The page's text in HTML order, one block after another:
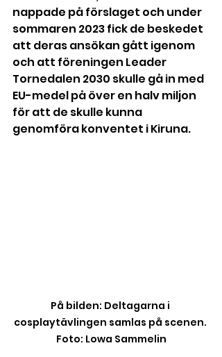
nappade på förslaget och under
sommaren 2023 fick de beskedet
att deras ansökan gått igenom
och att föreningen Leader
Tornedalen 2030 skulle gå in med
EU-medel på över en halv miljon
för att de skulle kunna
genomföra konventet i Kiruna.
På bilden: Deltagarna i
cosplaytävlingen samlas på scenen.
Foto: Lowa Sammelin